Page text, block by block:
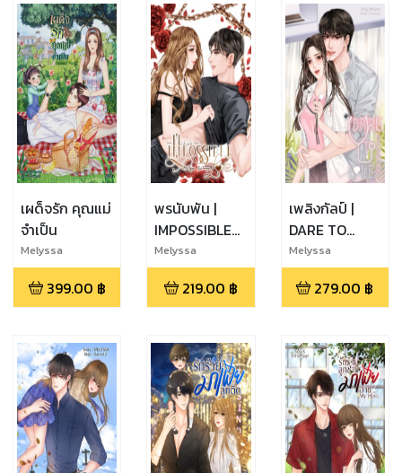
เผด็จรัก คุณแม่
จำเป็น
Melyssa
399.00 ฿
พรนับพัน |
IMPOSSIBLE
LOVE
Melyssa
219.00 ฿
เพลิงกัลป์ |
DARE TO
LOVE
Melyssa
279.00 ฿